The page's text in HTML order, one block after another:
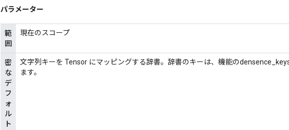
パラメーター
範
囲
現在のスコープ
密
な
デ
フ
ォ
ル
ト
文字列キーを Tensor にマッピングする辞書。辞書のキーは、機能の
ます。